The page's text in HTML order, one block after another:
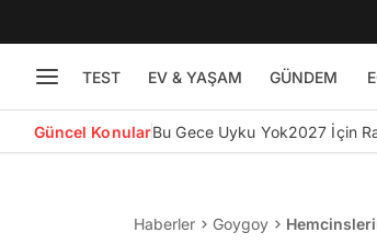
TEST EV & YAŞAM GÜNDEM
Güncel KonularBu Gece Uyku Yok2027 İçin
Haberler Goygoy